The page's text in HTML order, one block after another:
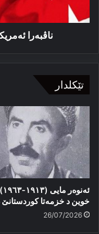
هه‌یه‌
ناڤبه‌را
تێکلدار
خوین د خزمەتا کوردستانێ
26/07/2026